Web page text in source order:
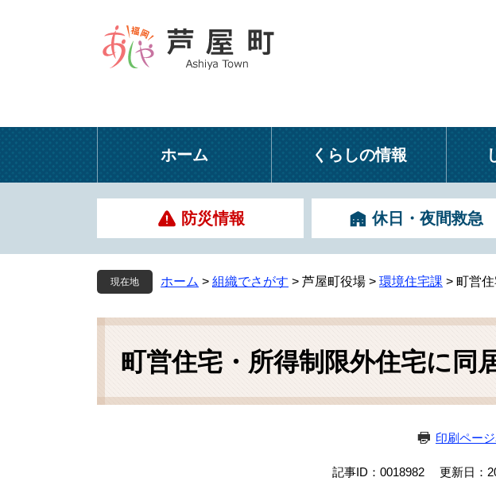
本
ホーム くらしの情報
防災情報 休日・夜間救急
現在地 ホーム > 組織でさがす > 芦屋町役場 > 環境住宅課 > 町営
本
町営住宅・所得制限外住宅に同
印刷ペー
記事ID：0018982 更新日：